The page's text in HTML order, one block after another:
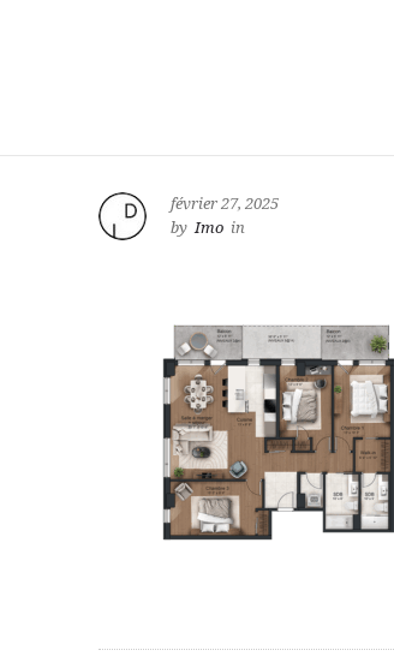
février 27, 2025
by Imo in